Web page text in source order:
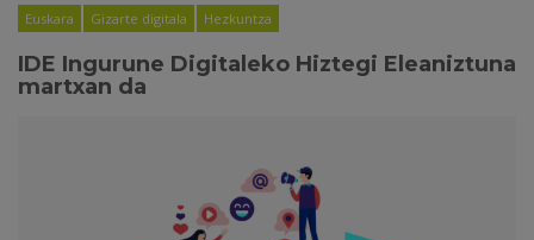
Euskara Gizarte digitala Hezkuntza
IDE Ingurune Digitaleko Hiztegi Eleaniztuna
martxan da